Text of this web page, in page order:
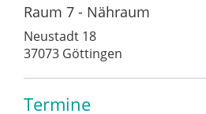
Raum 7 - Nähraum
Neustadt 18
37073 Göttingen
Termine